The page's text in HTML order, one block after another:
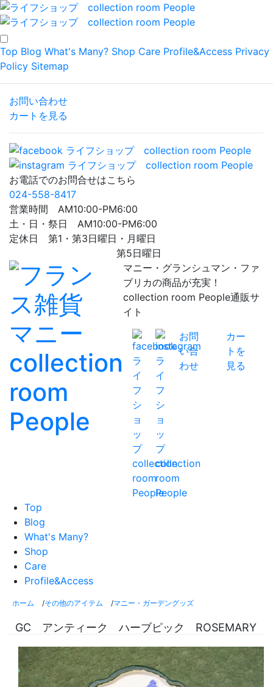
Top Blog What's Many? Shop Care Profile&Access Privacy
Policy Sitemap
お問い合わせ
カートを見る
お電話でのお問合せはこちら
024-558-8417
営業時間 AM10:00-PM6:00
土・日・祭日 AM10:00-PM6:00
定休日 第1・第3日曜日・月曜日
第5日曜日
マニー・グランシュマン・ファ
ブリカの商品が充実！
collection room People通販サ
イト
お問
い合
わせ
カー
トを
見る
Top
Blog
What's Many?
Shop
Care
Profile&Access
ホーム /その他のアイテム /マニー・ガーデングッズ
GC アンティーク ハーブピック ROSEMARY